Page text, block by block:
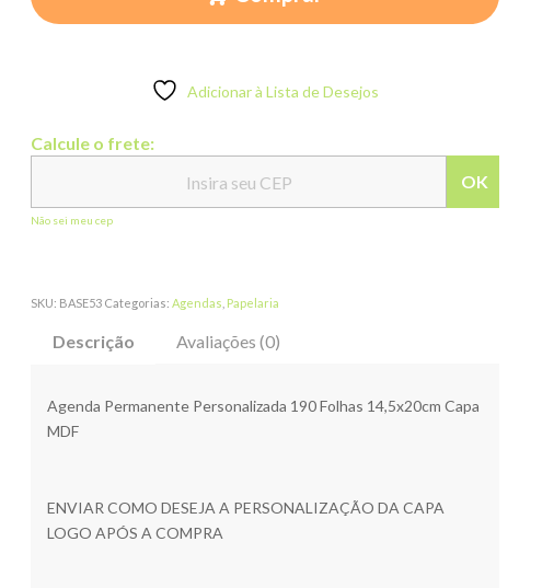
Adicionar à Lista de Desejos
Calcule o frete:
OK
Não sei meu cep
SKU: BASE53 Categorias:Agendas Papelaria
Descrição Avaliações (0)
Agenda Permanente Personalizada 190 Folhas 14,5x20cm Capa
MDF
ENVIAR COMO DESEJA A PERSONALIZAÇÃO DA CAPA
LOGO APÓS A COMPRA